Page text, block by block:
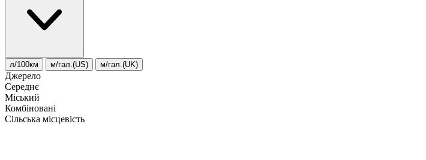
л/100км м/гал.(US) м/гал.(UK)
Джерело
Середнє
Міський
Комбіновані
Сільська місцевість